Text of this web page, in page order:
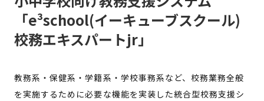
「e³school(イーキューブスクール)
校務エキスパートjr」
教務系・保健系・学籍系・学校事務系など、校務業務全般
を実施するために必要な機能を実装した統合型校務支援シ